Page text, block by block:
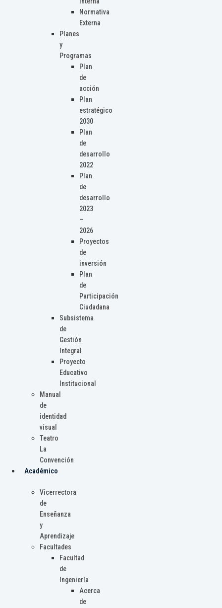
Normativa
Externa
Planes
y
Programas
Plan
de
acción
Plan
estratégico
2030
Plan
de
desarrollo
2022
Plan
de
desarrollo
2023
–
2026
Proyectos
de
inversión
Plan
de
Participación
Ciudadana
Subsistema
de
Gestión
Integral
Proyecto
Educativo
Institucional
Manual
de
identidad
visual
Teatro
La
Convención
Académico
Vicerrectora
de
Enseñanza
y
Aprendizaje
Facultades
Facultad
de
Ingeniería
Acerca
de